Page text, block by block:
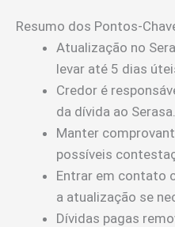
Resumo dos Pontos-
Atualização no
levar até 5 dias
Credor é
da dívida ao Serasa.
Manter
possíveis
Entrar em contato
a atualização se
Dívidas pagas